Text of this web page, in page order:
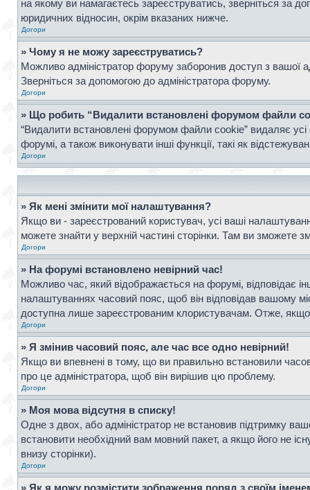
на якому ви намагаєтесь зареєструватись, зверніться за
юридичних відносин, окрім вказаних нижче.
Догори
» Чому я не можу зареєструватись?
Можливо адміністратор форуму заборонив доступ з вашої
Зверніться за допомогою до адміністратора форуму.
Догори
» Що робить “Видалити встановлені форумом файли
“Видалити встановлені форумом файли cookie” видаляє
форумі, а також виконувати інші функції, такі як
Догори
» Як мені змінити мої налаштування?
Якщо ви - зареєстрований користувач, усі ваші
можете знайти у верхній частині сторінки. Там ви зможете
Догори
» На форумі встановлено невірний час!
Можливо час, який відображається на форумі, відповідає
налаштуваннях часовий пояс, щоб він відповідав вашому
доступна лише зареєстрованим клористувачам. Отже,
Догори
» Я змінив часовий пояс, але час все одно невірний!
Якщо ви впевнені в тому, що ви правильно встановили
про це адміністратора, щоб він вирішив цю проблему.
Догори
» Моя мова відсутня в списку!
Одне з двох, або адміністратор не встановив підтримку
встановити необхідний вам мовний пакет, а якщо його не
внизу сторінки).
Догори
» Як я можу розмістити зображення поряд з своїм